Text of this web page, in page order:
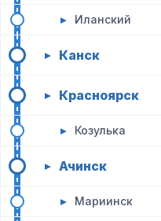
▸ Иланский
▸ Канск
▸ Красноярск
▸ Козулька
▸ Ачинск
▸ Мариинск